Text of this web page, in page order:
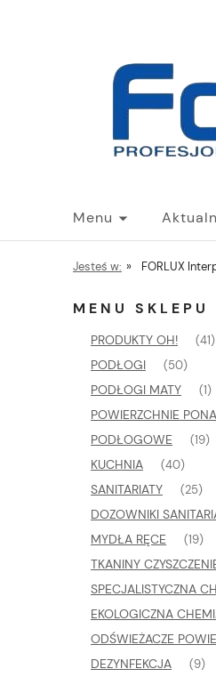
Menu
Jesteś w: » FORLUX
MENU SKLEPU
PRODUKTY OH! (41)
PODŁOGI (50)
PODŁOGI MATY (1)
POWIERZCHNIE
PODŁOGOWE
(19)
KUCHNIA (40)
SANITARIATY (25)
DOZOWNIKI
MYDŁA RĘCE (19)
TKANINY
SPECJALISTYCZNA
EKOLOGICZNA
ODŚWIEŻACZE
DEZYNFEKCJA (9)